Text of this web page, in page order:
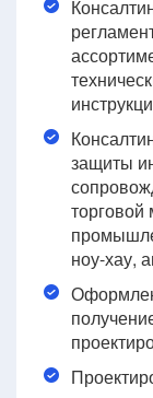
защиты
торговой
ноу-хау,